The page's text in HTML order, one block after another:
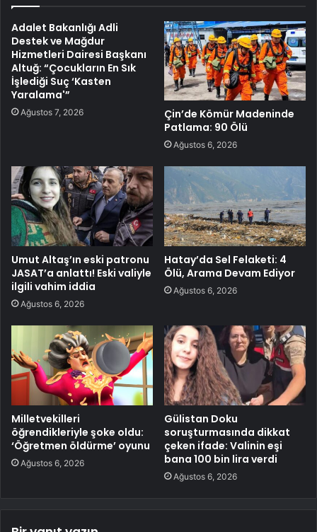
Adalet Bakanlığı Adli
Destek ve Mağdur
Hizmetleri Dairesi Başkanı
Altuğ: “Çocukların En Sık
İşlediği Suç ‘Kasten
Yaralama'”
Ağustos 7, 2026
Çin’de Kömür Madeninde
Patlama: 90 Ölü
Ağustos 6, 2026
Umut Altaş’ın eski patronu
JASAT’a anlattı! Eski valiyle
ilgili vahim iddia
Ağustos 6, 2026
Hatay’da Sel Felaketi: 4
Ölü, Arama Devam Ediyor
Ağustos 6, 2026
Milletvekilleri
öğrendikleriyle şoke oldu:
‘Öğretmen öldürme’ oyunu
Ağustos 6, 2026
Gülistan Doku
soruşturmasında dikkat
çeken ifade: Valinin eşi
bana 100 bin lira verdi
Ağustos 6, 2026